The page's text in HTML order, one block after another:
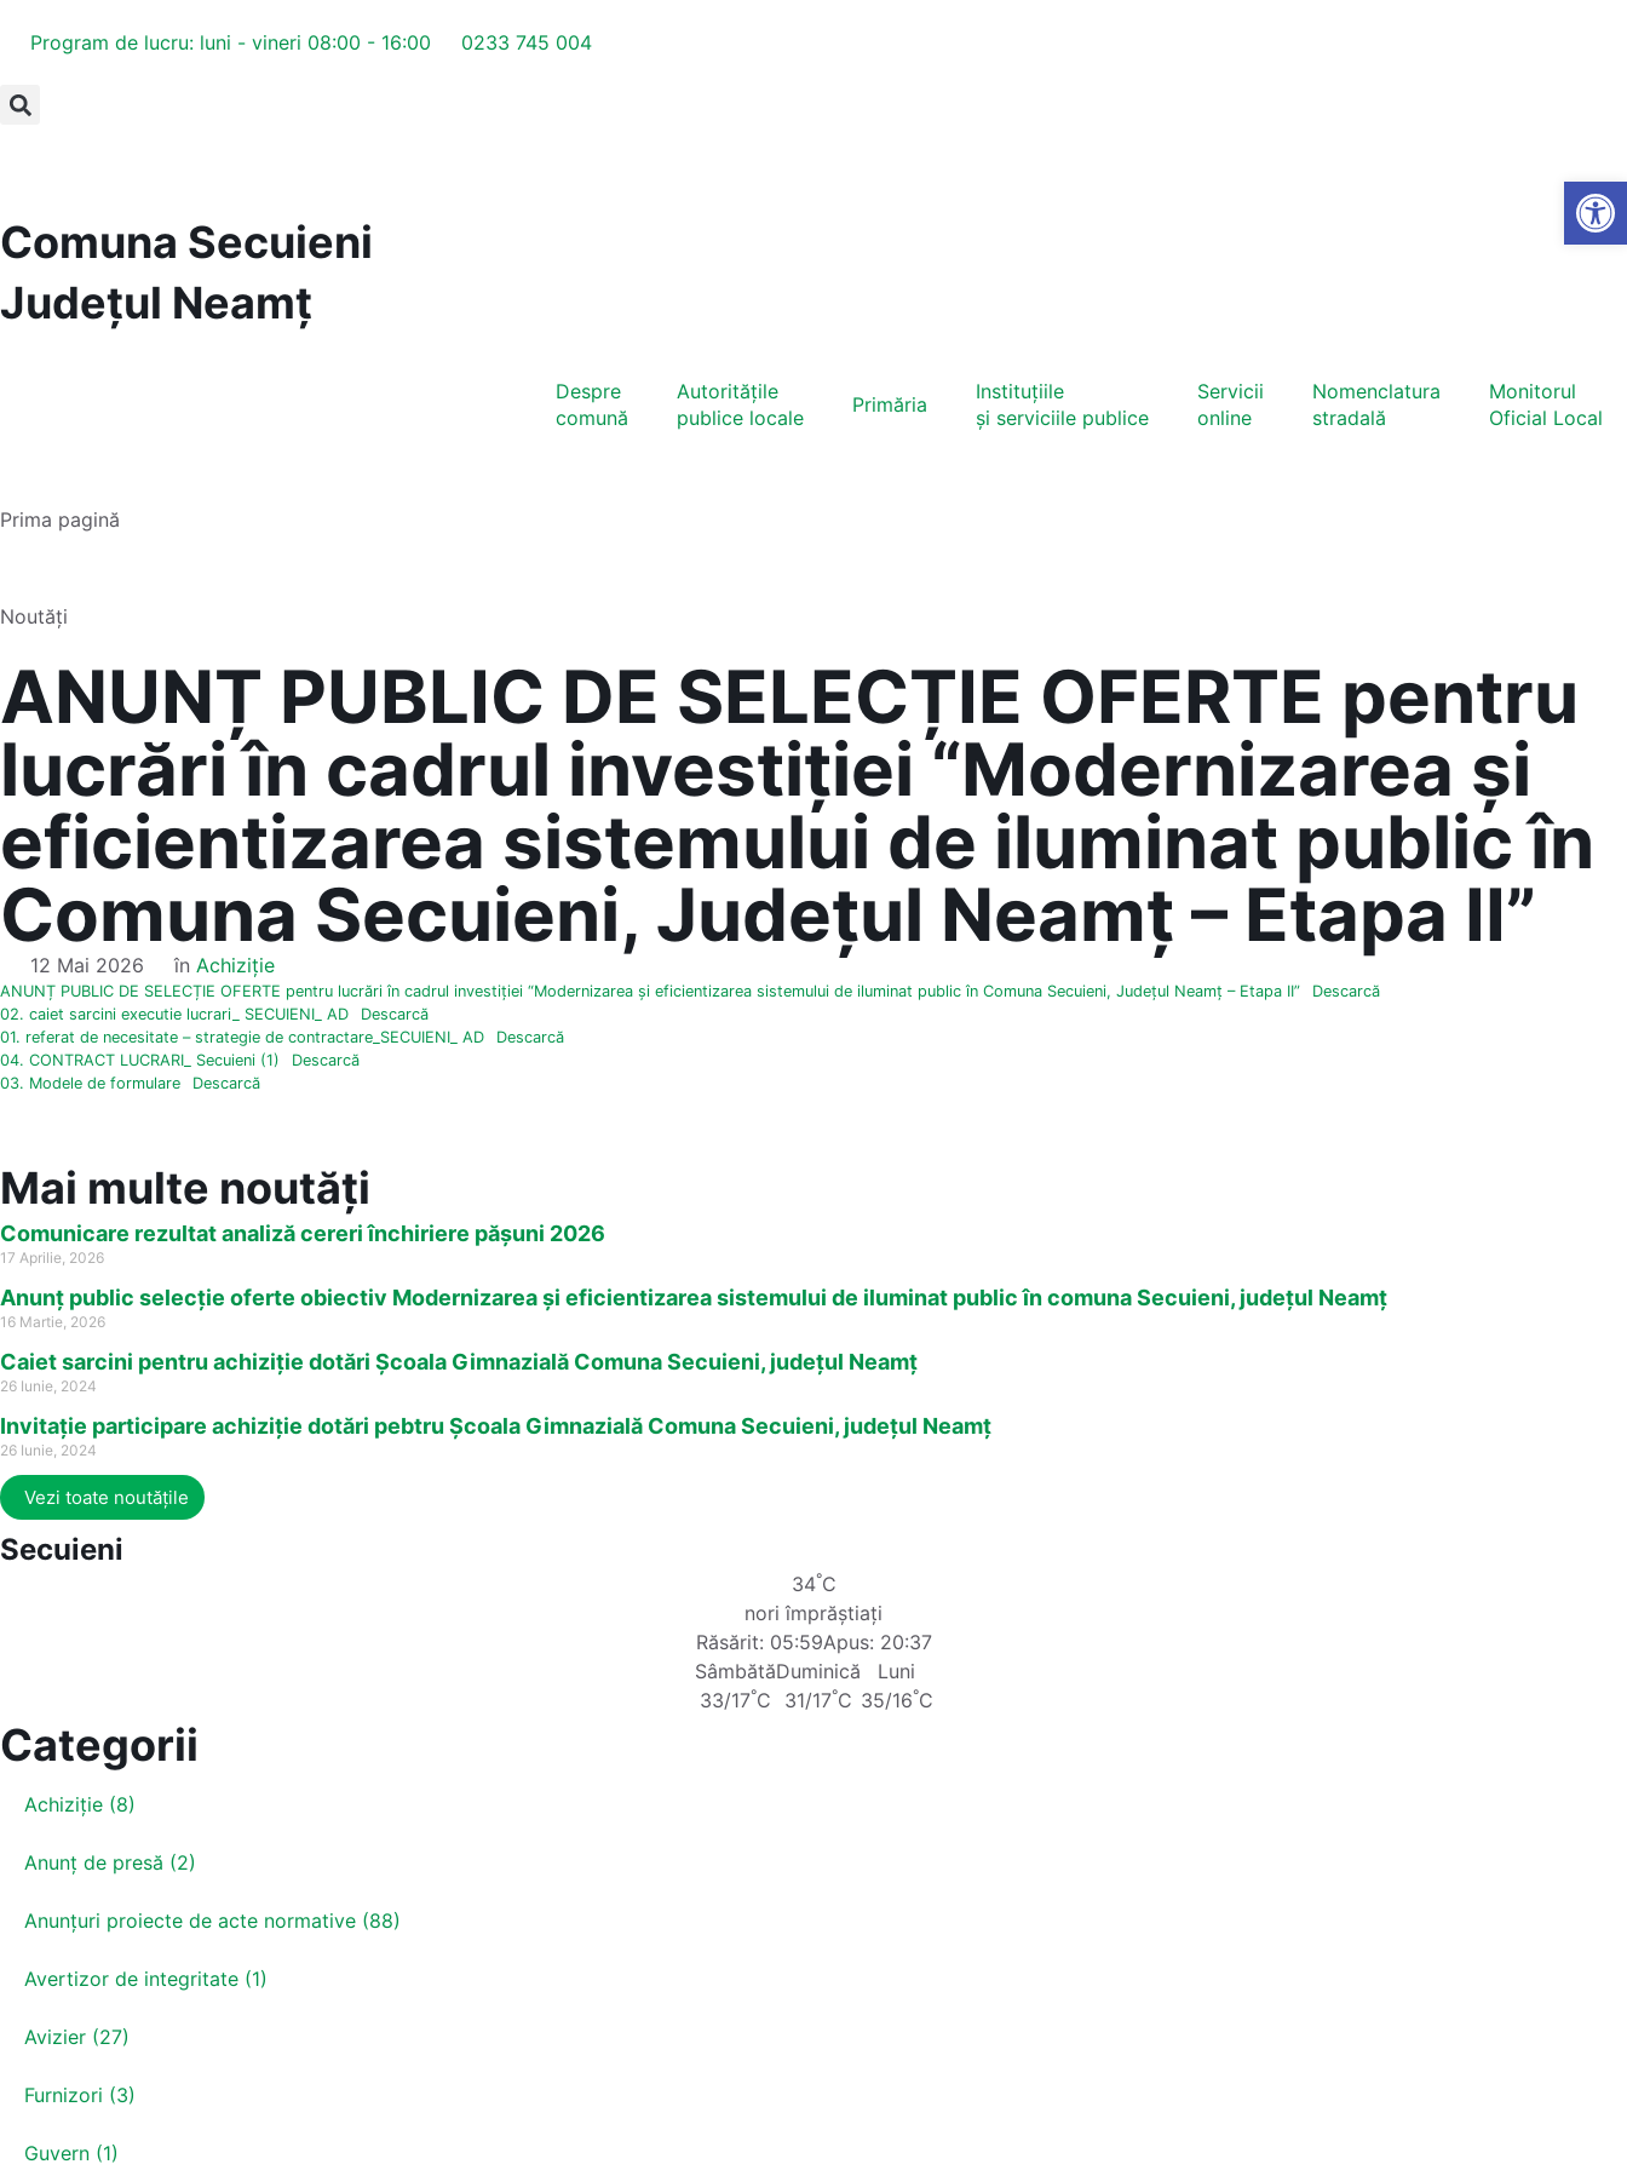
Program de lucru: luni - vineri 08:00 - 16:00 0233 745 004
Comuna Secuieni
Județul Neamț
Despre
comună
Autoritățile
publice locale
Primăria
Instituțiile
și serviciile publice
Servicii
online
Nomenclatura
stradală
Monitorul
Oficial Local
Prima pagină
Noutăți
ANUNȚ PUBLIC DE SELECȚIE OFERTE pentru
lucrări în cadrul investiției “Modernizarea și
eficientizarea sistemului de iluminat public în
Comuna Secuieni, Județul Neamț – Etapa II”
12 Mai 2026 în Achiziție
ANUNȚ PUBLIC DE SELECȚIE OFERTE pentru lucrări în cadrul investiției “Modernizarea și eficientizarea sistemului de iluminat public în Comuna Secuieni, Județul Neamț – Etapa II”
Descarcă
02. caiet sarcini executie lucrari_ SECUIENI_ AD
Descarcă
01. referat de necesitate – strategie de contractare_SECUIENI_ AD
Descarcă
04. CONTRACT LUCRARI_ Secuieni (1)
Descarcă
03. Modele de formulare
Descarcă
Mai multe noutăți
Comunicare rezultat analiză cereri închiriere pășuni 2026
17 Aprilie, 2026
Anunț public selecție oferte obiectiv Modernizarea și eficientizarea sistemului de iluminat public în comuna Secuieni, județul Neamț
16 Martie, 2026
Caiet sarcini pentru achiziție dotări Școala Gimnazială Comuna Secuieni, județul Neamț
26 Iunie, 2024
Invitație participare achiziție dotări pebtru Școala Gimnazială Comuna Secuieni, județul Neamț
26 Iunie, 2024
Vezi toate noutățile
Secuieni
34°C
nori împrăștiați
Răsărit: 05:59Apus: 20:37
Sâmbătă
33/17°C
Duminică
31/17°C
Luni
35/16°C
Categorii
Achiziție (8)
Anunț de presă (2)
Anunțuri proiecte de acte normative (88)
Avertizor de integritate (1)
Avizier (27)
Furnizori (3)
Guvern (1)